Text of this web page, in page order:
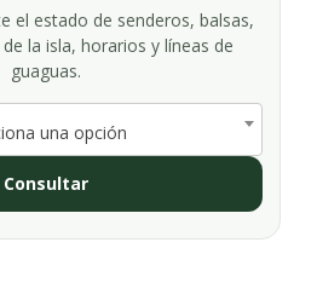
el estado de senderos, balsas,
la isla, horarios y líneas de
guaguas.
una opción
Consultar